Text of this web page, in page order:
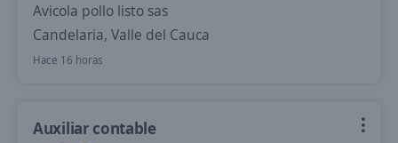
Avicola pollo listo sas
Candelaria, Valle del Cauca
Hace 16 horas
Auxiliar contable